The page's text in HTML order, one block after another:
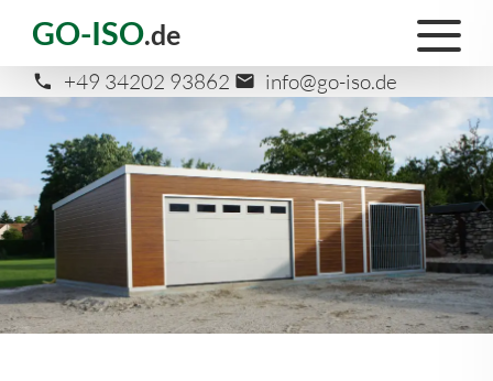
GO-ISO.de
+49 34202 93862 info@go-iso.de